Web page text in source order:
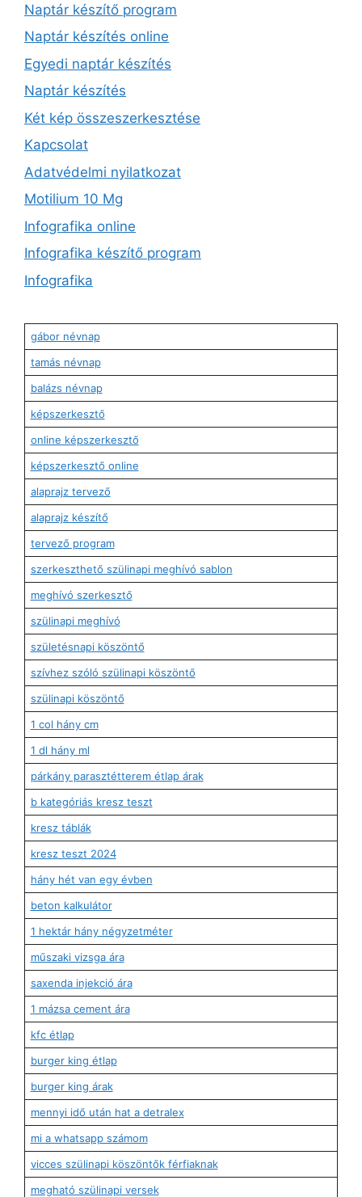
Naptár készítő program
Naptár készítés online
Egyedi naptár készítés
Naptár készítés
Két kép összeszerkesztése
Kapcsolat
Adatvédelmi nyilatkozat
Motilium 10 Mg
Infografika online
Infografika készítő program
Infografika
gábor névnap
tamás névnap
balázs névnap
képszerkesztő
online képszerkesztő
képszerkesztő online
alaprajz tervező
alaprajz készítő
tervező program
szerkeszthető szülinapi meghívó sablon
meghívó szerkesztő
szülinapi meghívó
születésnapi köszöntő
szívhez szóló szülinapi köszöntő
szülinapi köszöntő
1 col hány cm
1 dl hány ml
párkány parasztétterem étlap árak
b kategóriás kresz teszt
kresz táblák
kresz teszt 2024
hány hét van egy évben
beton kalkulátor
1 hektár hány négyzetméter
műszaki vizsga ára
saxenda injekció ára
1 mázsa cement ára
kfc étlap
burger king étlap
burger king árak
mennyi idő után hat a detralex
mi a whatsapp számom
vicces szülinapi köszöntők férfiaknak
megható szülinapi versek